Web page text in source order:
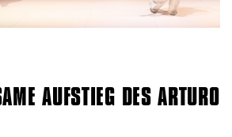
AUFSTIEG DES ARTURO